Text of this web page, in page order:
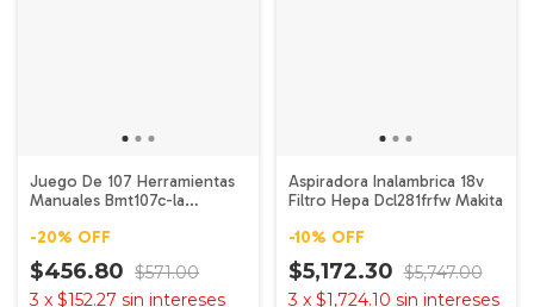
Juego De 107 Herramientas
Manuales Bmt107c-la
-20% OFF
$456.80 $571.00
3 x $152.27 sin intereses
Aspiradora Inalambrica 18v
Filtro Hepa Dcl281frfw Makita
-10% OFF
$5,172.30 $5,747.00
3 x $1,724.10 sin intereses